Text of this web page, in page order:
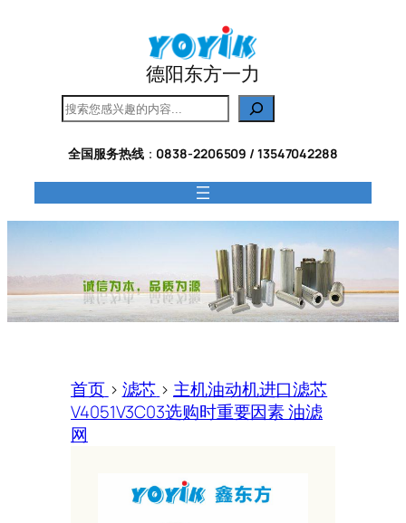
德阳东方一力
搜
索
全国服务热线： 0838-2206509 / 13547042288
首页 > 滤芯 >主机油动机进口滤芯
V4051V3C03选购时重要因素 油滤
网